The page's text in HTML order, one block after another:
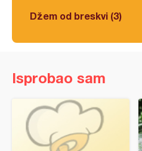
Džem od breskvi (3)
Isprobao sam